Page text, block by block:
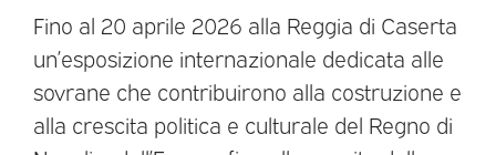
Fino al 20 aprile 2026 alla Reggia di Caserta
un’esposizione internazionale dedicata alle
sovrane che contribuirono alla costruzione e
alla crescita politica e culturale del Regno di